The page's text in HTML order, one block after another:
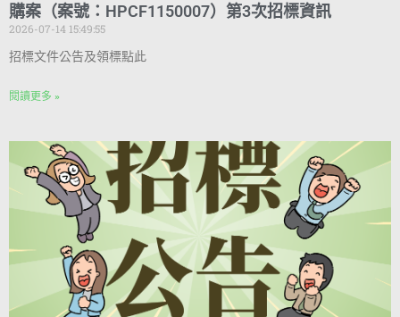
購案（案號：HPCF1150007）第3次招標資訊
2026-07-14 15:49:55
招標文件公告及領標點此
閱讀更多 »